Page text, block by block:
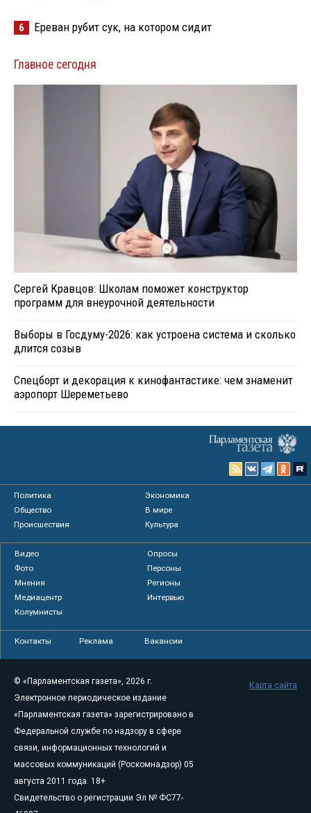
6 Ереван рубит сук, на котором сидит
Главное сегодня
Сергей Кравцов: Школам поможет конструктор
программ для внеурочной деятельности
Выборы в Госдуму-2026: как устроена система и сколько
длится созыв
Спецборт и декорация к кинофантастике: чем знаменит
аэропорт Шереметьево
Политика
Экономика
Общество
В мире
Происшествия
Культура
Видео
Опросы
Фото
Персоны
Мнения
Регионы
Медиацентр
Интервью
Колумнисты
Контакты Реклама Вакансии
© «Парламентская газета», 2026 г.
Электронное периодическое издание
«Парламентская газета» зарегистрировано в
Федеральной службе по надзору в сфере
связи, информационных технологий и
массовых коммуникаций (Роскомнадзор) 05
августа 2011 года. 18+
Свидетельство о регистрации Эл № ФС77-
Карта сайта